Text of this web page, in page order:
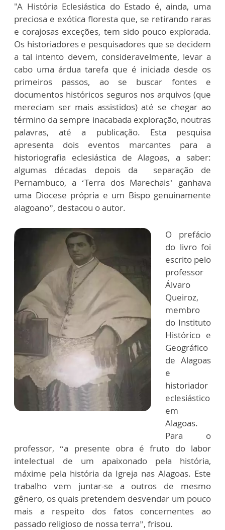
"A História Eclesiástica do Estado é, ainda, uma
preciosa e exótica floresta que, se retirando raras
e corajosas exceções, tem sido pouco explorada.
Os historiadores e pesquisadores que se decidem
a tal intento devem, consideravelmente, levar a
cabo uma árdua tarefa que é iniciada desde os
primeiros passos, ao se buscar fontes e
documentos históricos seguros nos arquivos (que
mereciam ser mais assistidos) até se chegar ao
término da sempre inacabada exploração, noutras
palavras, até a publicação. Esta pesquisa
apresenta dois eventos marcantes para a
historiografia eclesiástica de Alagoas, a saber:
algumas décadas depois da separação de
Pernambuco, a ‘Terra dos Marechais’ ganhava
uma Diocese própria e um Bispo genuinamente
alagoano”, destacou o autor.
O prefácio
do livro foi
escrito pelo
professor
Álvaro
Queiroz,
membro
do Instituto
Histórico e
Geográfico
de Alagoas
e
historiador
eclesiástico
em
Alagoas.
Para o
professor, “a presente obra é fruto do labor
intelectual de um apaixonado pela história,
máxime pela história da Igreja nas Alagoas. Este
trabalho vem juntar-se a outros de mesmo
gênero, os quais pretendem desvendar um pouco
mais a respeito dos fatos concernentes ao
passado religioso de nossa terra”, frisou.